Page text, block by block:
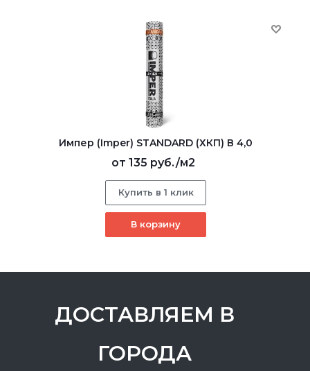
Импер (Imper) STANDARD (ХКП) В 4,0
от 135 руб./м2
Купить в 1 клик
В корзину
ДОСТАВЛЯЕМ В
ГОРОДА